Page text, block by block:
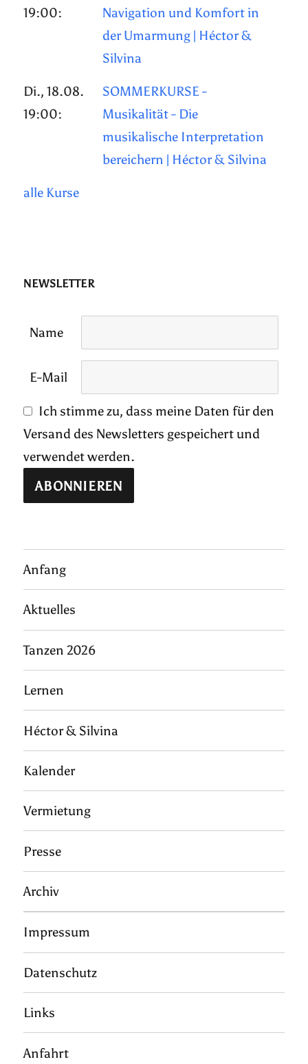
19:00:
Navigation und Komfort in
der Umarmung | Héctor &
Silvina
Di., 18.08.
19:00:
SOMMERKURSE -
Musikalität - Die
musikalische Interpretation
bereichern | Héctor & Silvina
alle Kurse
NEWSLETTER
Name
E-Mail
Ich stimme zu, dass meine Daten für den
Versand des Newsletters gespeichert und
verwendet werden.
Anfang
Aktuelles
Tanzen 2026
Lernen
Héctor & Silvina
Kalender
Vermietung
Presse
Archiv
Impressum
Datenschutz
Links
Anfahrt